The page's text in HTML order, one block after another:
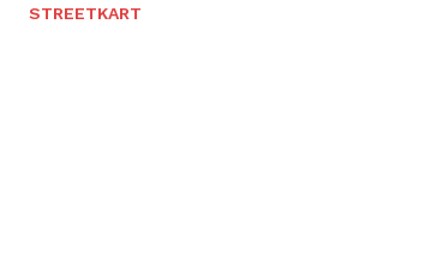
STREETKART